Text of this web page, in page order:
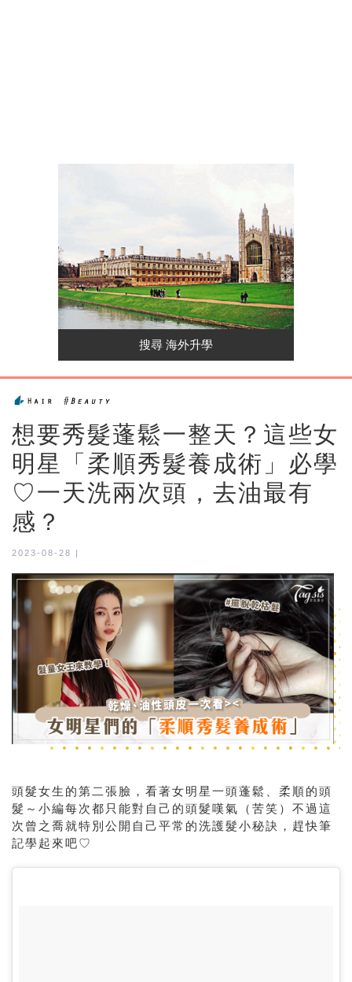
想要秀髮蓬鬆一整天？這些女
明星「柔順秀髮養成術」必學
♡一天洗兩次頭，去油最有
感？
2023-08-28 |
頭髮女生的第二張臉，看著女明星一頭蓬鬆、柔順的頭
髮～小編每次都只能對自己的頭髮嘆氣（苦笑）不過這
次曾之喬就特別公開自己平常的洗護髮小秘訣，趕快筆
記學起來吧♡